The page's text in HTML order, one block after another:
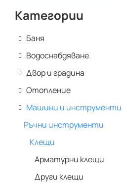
Категории
Баня
Водоснабдяване
Двор и градина
Отопление
Машини и инструменти
Ръчни инструменти
Клещи
Арматурни клещи
Други клещи